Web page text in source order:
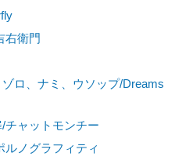
右衛門
ロ、ナミ、ウソップ/Dreams
/チャットモンチー
ルノグラフィティ